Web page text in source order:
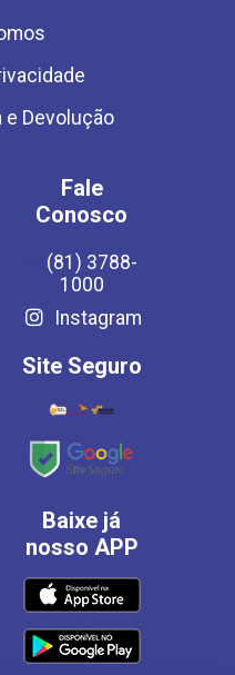
e Devolução
Fale
Conosco
(81) 3788-
1000
Instagram
Site Seguro
Baixe já
nosso APP